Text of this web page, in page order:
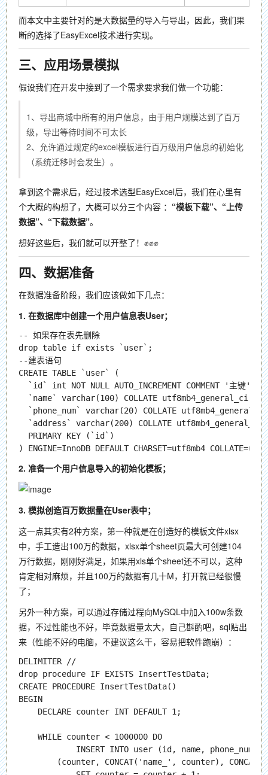
而本文中主要针对的是大数据量的导入与导出，因此，我们果
断的选择了EasyExcel技术进行实现。
三、应用场景模拟
假设我们在开发中接到了一个需求要求我们做一个功能：
1、导出商城中所有的用户信息，由于用户规模达到了百万
级，导出等待时间不可太长
2、允许通过规定的excel模板进行百万级用户信息的初始化
（系统迁移时会发生）。
拿到这个需求后，经过技术选型EasyExcel后，我们在心里有
个大概的构想了，大概可以分三个内容 ： “模板下载”、“上传
数据”、“下载数据”。
想好这些后，我们就可以开整了！✊✊✊
四、数据准备
在数据准备阶段，我们应该做如下几点：
1. 在数据库中创建一个用户信息表User；
-- 如果存在表先删除
drop table if exists `user`;
--建表语句
CREATE TABLE `user` (
  `id` int NOT NULL AUTO_INCREMENT COMMENT '主键',
`name` varchar(100) COLLATE utf8mb4_general_ci
`phone_num` varchar(20) COLLATE
`address` varchar(200) COLLATE utf8mb4_general_ci
  PRIMARY KEY (`id`)
2. 准备一个用户信息导入的初始化模板；
3. 模拟创造百万数据量在User表中；
这一点其实有2种方案，第一种就是在创造好的模板文件xlsx
中，手工造出100万的数据，xlsx单个sheet页最大可创建104
万行数据，刚刚好满足，如果用xls单个sheet还不可以，这种
肯定相对麻烦，并且100万的数据有几十M，打开就已经很慢
了；
另外一种方案，可以通过存储过程向MySQL中加入100w条数
据，不过性能也不好，毕竟数据量太大，自己斟酌吧，sql贴出
来（性能不好的电脑，不建议这么干，容易把软件跑崩）：
DELIMITER //
drop procedure IF EXISTS InsertTestData;
CREATE PROCEDURE InsertTestData()
BEGIN
    DECLARE counter INT DEFAULT 1;
    WHILE counter < 1000000 DO
INSERT INTO user (id, name, phone_num,
(counter, CONCAT('name_', counter),